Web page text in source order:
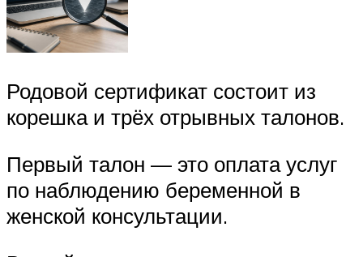
Родовой сертификат состоит из
корешка и трёх отрывных талонов.
Первый талон — это оплата услуг
по наблюдению беременной в
женской консультации.